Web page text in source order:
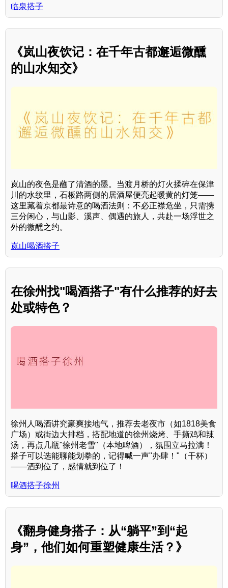
临泉搭子
《岚山夜饮记：在千年古都邂逅微醺
的山水知交》
岚山的夜色是蘸了清酒的墨。当渡月桥的灯火揉碎在保津
川的水纹里，石板路两侧的居酒屋便亮起暖黄的灯笼——
这里藏着京都最诗意的喝酒法则：不必正襟危坐，只需携
三分闲心，与山影、溪声、偶遇的旅人，共赴一场浮世之
外的微醺之约。
岚山喝酒搭子
在徐州找"喝酒搭子"有什么推荐的好去
处或特色？
徐州人喝酒讲究豪爽接地气，推荐去老夜市（如1818美食
广场）或街边大排档，搭配地道的徐州烧烤、手撕鸡和辣
汤，再点几瓶"徐州老雪"（本地啤酒），氛围立马拉满！
搭子可以选能聊能划拳的，记得喊一声"办肆！"（干杯）
——酒到位了，感情就到位了！
喝酒搭子徐州
《翻身健身搭子：从“躺平”到“起
身”，他们如何重塑健康生活？》